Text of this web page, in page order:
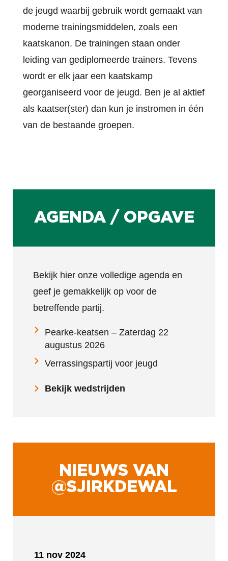
de jeugd waarbij gebruik wordt gemaakt van
moderne trainingsmiddelen, zoals een
kaatskanon. De trainingen staan onder
leiding van gediplomeerde trainers. Tevens
wordt er elk jaar een kaatskamp
georganiseerd voor de jeugd. Ben je al aktief
als kaatser(ster) dan kun je instromen in één
van de bestaande groepen.
AGENDA / OPGAVE
Bekijk hier onze volledige agenda en
geef je gemakkelijk op voor de
betreffende partij.
Pearke-keatsen – Zaterdag 22
augustus 2026
Verrassingspartij voor jeugd
Bekijk wedstrijden
NIEUWS VAN
@SJIRKDEWAL
11 nov 2024